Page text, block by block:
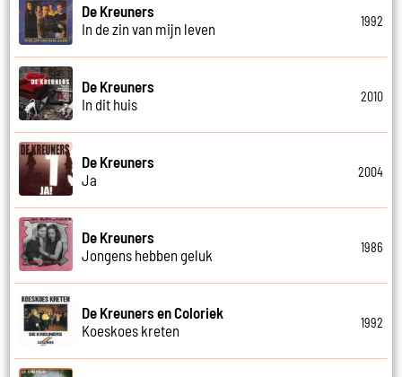
De Kreuners
In de zin van mijn leven
1992
De Kreuners
In dit huis
2010
De Kreuners
Ja
2004
De Kreuners
Jongens hebben geluk
1986
De Kreuners en Coloriek
Koeskoes kreten
1992